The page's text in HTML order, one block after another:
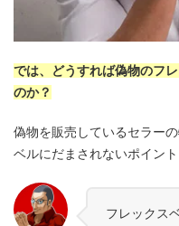
では、どうすれば偽物のフ
のか？
偽物を販売しているセラー
ベルにだまされないポイント
フレックス